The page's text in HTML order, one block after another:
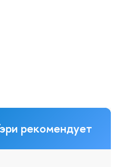
рекомендует